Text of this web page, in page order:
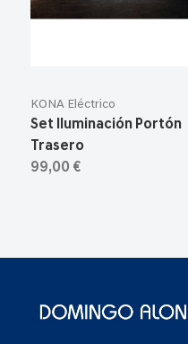
KONA Eléctrico
Set Iluminación Portón
Trasero
99,00 €